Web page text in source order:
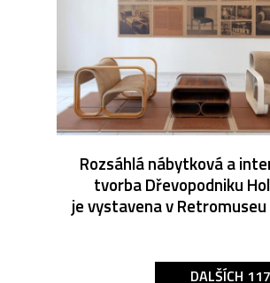
Rozsáhlá nábytková a
tvorba Dřevopodniku
je vystavena v Retromuseu
DALŠÍCH